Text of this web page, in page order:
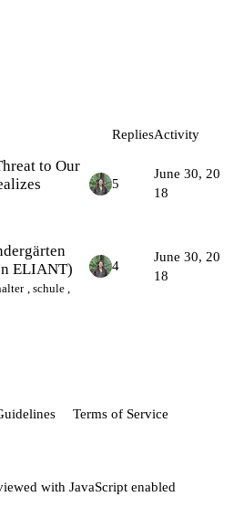
RepliesActivity
to Our
5
June 30, 20
18
ELIANT)
, schule ,
4
June 30, 20
18
Terms of Service
with JavaScript enabled